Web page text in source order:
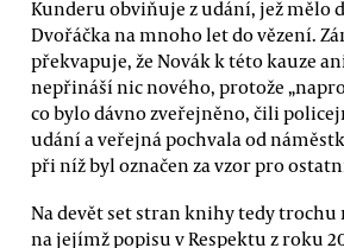
Kunderu obviňuje z udání, jež mělo
Dvořáčka na mnoho let do vězení.
překvapuje, že Novák k této kauze
nepřináší nic nového, protože
co bylo dávno zveřejněno, čili
udání a veřejná pochvala od
při níž byl označen za vzor pro
Na devět set stran knihy tedy
na jejímž popisu v Respektu z roku